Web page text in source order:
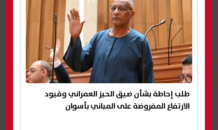
طلب إحاطة بشأن ضيق الحيز العمراني وقيود
الارتفاع المفروضة على المباني بأسوان